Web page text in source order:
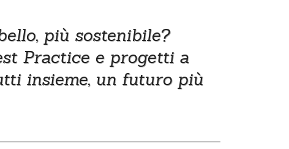
più sostenibile?
Practice e progetti a
insieme, un futuro più